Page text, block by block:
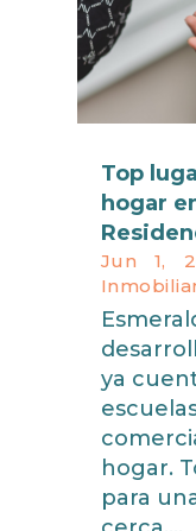
Top
hogar
Jun 1,
ya
hogar.
para